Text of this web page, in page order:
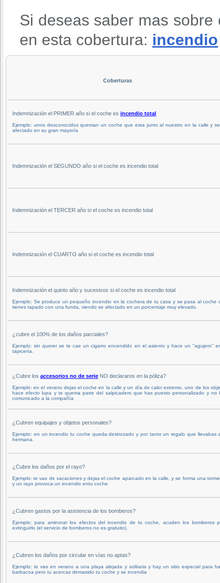
Si deseas saber mas
en esta cobertura: incendio
Coberturas
Indemnización el PRIMER año si el coche es incendio total
Ejemplo: unos desconocidos queman un coche que esta junto al nuestro en la calle y
afectado en su gran mayoría
Indemnización el SEGUNDO año si el coche es incendio total
Indemnización el TERCER año si el coche es incendio total
Indemnización el CUARTO año si el coche es incendio total
Indemnización el quinto año y sucesivos si el coche es incendio total
Ejemplo: Se produce un pequeño incendio en la cochera de tu casa y se pasa al coche
tienes tapado con una funda, viendo se afectado en un porcentaje muy elevado.
¿cubre el 100% de los daños parciales?
Ejemplo: sin querer se te cae un cigarro encendido en el asiento y hace un ''agujero''
tapicería.
¿Cubre los accesorios no de serie NO declararos en la póliza?
Ejemplo: en el verano dejas el coche en la calle y un día de calor extremo, uno de los
hace efecto lupa y te quema parte del salpicadero que has puesto personalizado y no
comunicado a la compañía
¿Cubren equipajes y objetos personales?
Ejemplo: en un incendio tu coche queda destrozado y por tanto un regalo que llevabas
hermana.
¿Cubre los daños por el rayo?
Ejemplo: te vas de vacaciones y dejas el coche aparcado en la calle, y se forma una
y un rayo provoca un incendio entu coche
¿Cubren gastos por la asistencia de los bomberos?
Ejemplo: para aminorar los efectos del incendio de tu coche, acuden los bomberos
extinguirlo (el servicio de bomberos no es gratuito).
¿Cubren los daños por circular en vías no aptas?
Ejemplo: te vas en verano a una playa alejada y solitaria y hay un sitio especial para
barbacoa pero tu acercas demasido tu coche y se incendia